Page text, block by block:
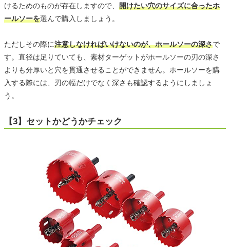
けるためのものが存在しますので、 開けたい穴のサイズに合ったホ
ールソーを選んで購入しましょう。
ただしその際に注意しなければいけないのが、ホールソーの深さで
す。直径は足りていても、素材ターゲットがホールソーの刃の深さ
よりも分厚いと穴を貫通させることができません。ホールソーを購
入する際には、刃の幅だけでなく深さも確認するようにしましょ
う。
【3】セットかどうかチェック